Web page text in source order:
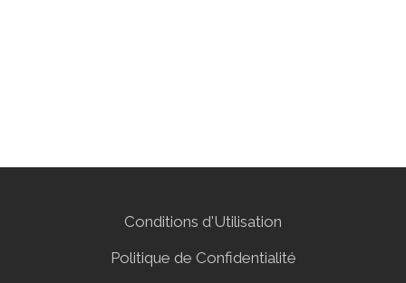
Conditions d'Utilisation
Politique de Confidentialité